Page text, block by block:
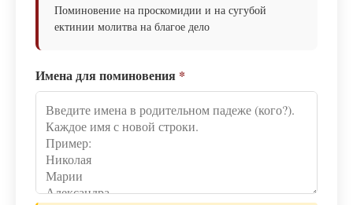
Поминовение на проскомидии и на сугубой
ектинии молитва на благое дело
Имена для поминовения *